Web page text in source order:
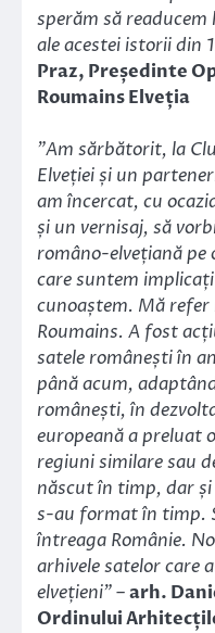
sperăm să
ale acestei istorii din
Praz, Președinte
Roumains Elveția
”Am sărbătorit, la
Elveției și un
am încercat, cu
și un vernisaj, să
româno-elvețiană pe
care suntem
cunoaștem. Mă refer
Roumains. A fost
satele românești în
până acum,
românești, în
europeană a preluat
regiuni similare sau
născut în timp, dar
s-au format în timp.
întreaga Românie.
arhivele satelor care
elvețieni” –arh.
Ordinului